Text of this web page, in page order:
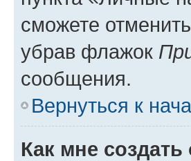
сможете
убрав флажок
сообщения.
Вернуться к
Как мне создать